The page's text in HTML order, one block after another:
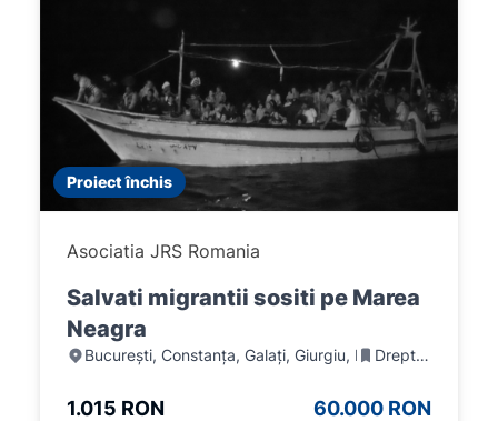
Proiect închis
Asociatia JRS Romania
Salvati migrantii sositi pe Marea
Neagra
București, Constanța, Galați, Giurgiu, Maramureș,
Drepturile omului
1.015 RON 60.000 RON